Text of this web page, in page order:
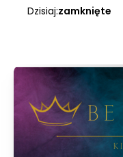
Dzisiaj:zamknięte